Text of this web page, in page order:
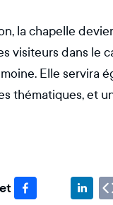
la chapelle
visiteurs dans le
Elle servira
thématiques, et